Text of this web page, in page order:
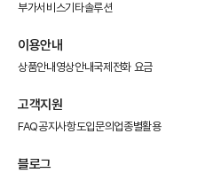
부가서비스기타솔루션
이용안내
상품안내 영상안내국제전화 요금
고객지원
FAQ공지사항도입문의 업종별활용
블로그